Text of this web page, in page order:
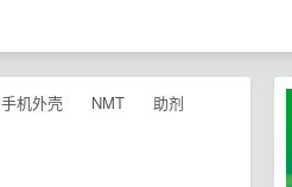
手机外壳 NMT
助剂